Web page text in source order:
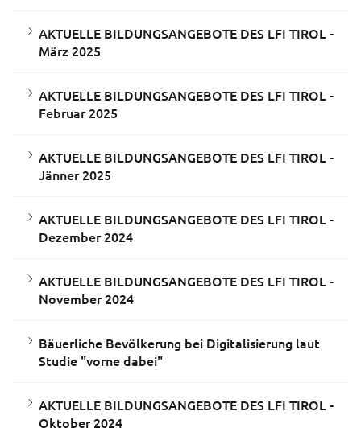
AKTUELLE BILDUNGSANGEBOTE DES LFI TIROL -
März 2025
AKTUELLE BILDUNGSANGEBOTE DES LFI TIROL -
Februar 2025
AKTUELLE BILDUNGSANGEBOTE DES LFI TIROL -
Jänner 2025
AKTUELLE BILDUNGSANGEBOTE DES LFI TIROL -
Dezember 2024
AKTUELLE BILDUNGSANGEBOTE DES LFI TIROL -
November 2024
Bäuerliche Bevölkerung bei Digitalisierung laut
Studie "vorne dabei"
AKTUELLE BILDUNGSANGEBOTE DES LFI TIROL -
Oktober 2024